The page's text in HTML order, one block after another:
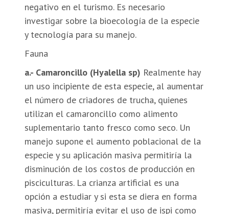
negativo en el turismo. Es necesario
investigar sobre la bioecología de la especie
y tecnología para su manejo.
Fauna
a.- Camaroncillo (Hyalella sp) Realmente hay
un uso incipiente de esta especie, al aumentar
el número de criadores de trucha, quienes
utilizan el camaroncillo como alimento
suplementario tanto fresco como seco. Un
manejo supone el aumento poblacional de la
especie y su aplicación masiva permitiría la
disminución de los costos de producción en
pisciculturas. La crianza artificial es una
opción a estudiar y si esta se diera en forma
masiva, permitiría evitar el uso de ispi como